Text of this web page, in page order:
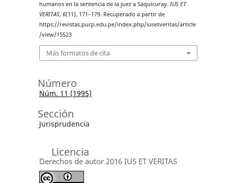
humanos en la sentencia de la juez a Saquicuray. IUS ET
VERITAS, 6(11), 171–179. Recuperado a partir de
https://revistas.pucp.edu.pe/index.php/iusetveritas/article
/view/15523
Más formatos de cita
Número
Núm. 11 (1995)
Sección
Jurisprudencia
Licencia
Derechos de autor 2016 IUS ET VERITAS